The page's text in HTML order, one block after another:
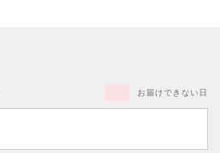
お届けできない日